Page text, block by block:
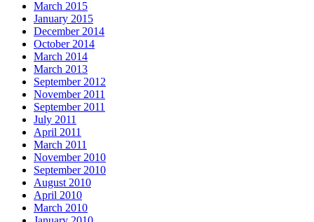
March 2015
January 2015
December 2014
October 2014
March 2014
March 2013
September 2012
November 2011
September 2011
July 2011
April 2011
March 2011
November 2010
September 2010
August 2010
April 2010
March 2010